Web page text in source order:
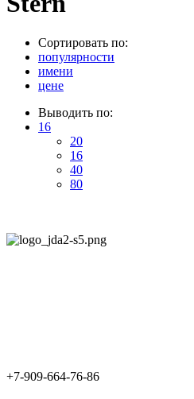
Сортировать по:
популярности
имени
цене
Выводить по:
16
20
16
40
80
+7-909-664-76-86